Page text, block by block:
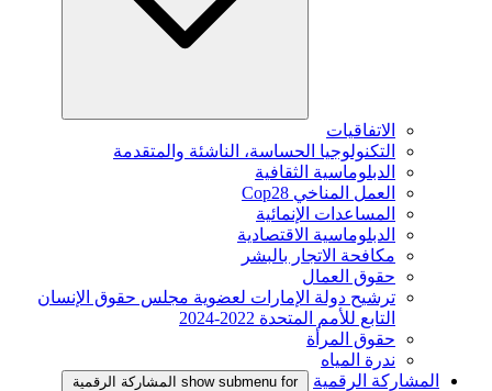
الاتفاقيات
التكنولوجيا الحساسة، الناشئة والمتقدمة
الدبلوماسية الثقافية
العمل المناخي Cop28
المساعدات الإنمائية
الدبلوماسية الاقتصادية
مكافحة الاتجار بالبشر
حقوق العمال
ترشيح دولة الإمارات لعضوية مجلس حقوق الإنسان
التابع للأمم المتحدة 2022-2024
حقوق المرأة
ندرة المياه
المشاركة الرقمية
show submenu for المشاركة الرقمية